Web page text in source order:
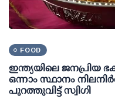
FOOD
ഇന്ത്യയിലെ ജനപ്രിയ
ഒന്നാം സ്ഥാനം
പുറത്തുവിട്ട് സ്വിഗി